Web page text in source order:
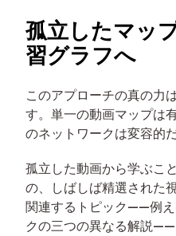
孤立したマッ
習グラフへ
このアプローチの真の力
す。単一の動画マップは
のネットワークは変容的だ
孤立した動画から学ぶこ
の、しばしば精選された
関連するトピック——例
クの三つの異なる解説